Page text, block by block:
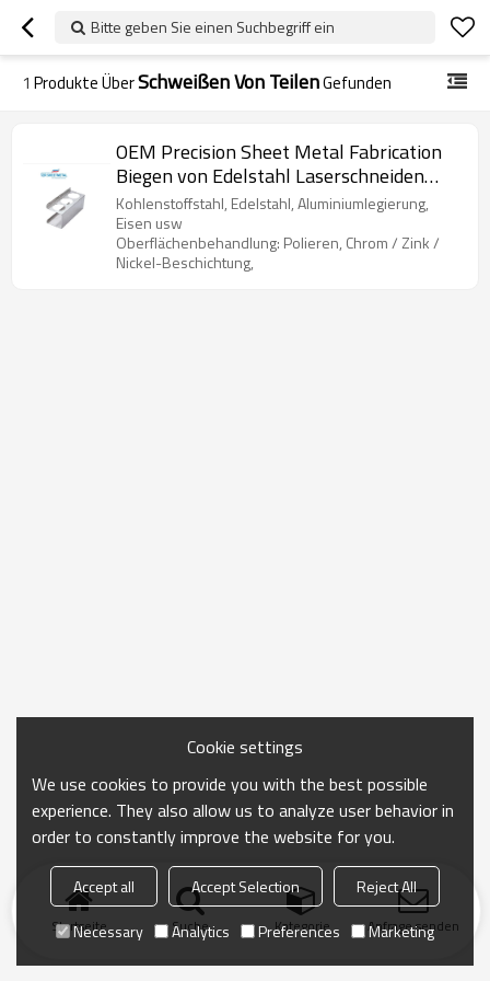
Bitte geben Sie einen Suchbegriff ein
1 Produkte ÜberSchweißen Von TeilenGefunden
OEM Precision Sheet Metal Fabrication
Biegen von Edelstahl Laserschneiden
Stanzteile
Kohlenstoffstahl, Edelstahl, Aluminiumlegierung,
Eisen usw
Oberflächenbehandlung: Polieren, Chrom / Zink /
Nickel-Beschichtung,
Startseite Suche Kategorie Anfrage senden
Cookie settings
We use cookies to provide you with the best possible
experience. They also allow us to analyze user behavior in
order to constantly improve the website for you.
Accept all Accept Selection
Reject All
Necessary
Analytics Preferences Marketing